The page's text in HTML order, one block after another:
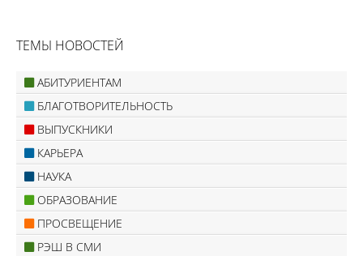
ТЕМЫ НОВОСТЕЙ
АБИТУРИЕНТАМ
БЛАГОТВОРИТЕЛЬНОСТЬ
ВЫПУСКНИКИ
КАРЬЕРА
НАУКА
ОБРАЗОВАНИЕ
ПРОСВЕЩЕНИЕ
РЭШ В СМИ